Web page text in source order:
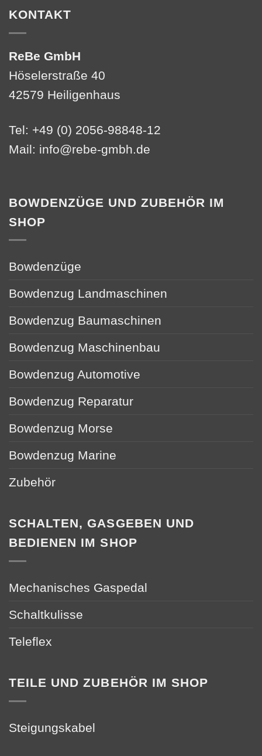
KONTAKT
ReBe GmbH
Höselerstraße 40
42579 Heiligenhaus
Tel: +49 (0) 2056-98848-12
Mail: info@rebe-gmbh.de
BOWDENZÜGE UND ZUBEHÖR IM
SHOP
Bowdenzüge
Bowdenzug Landmaschinen
Bowdenzug Baumaschinen
Bowdenzug Maschinenbau
Bowdenzug Automotive
Bowdenzug Reparatur
Bowdenzug Morse
Bowdenzug Marine
Zubehör
SCHALTEN, GASGEBEN UND
BEDIENEN IM SHOP
Mechanisches Gaspedal
Schaltkulisse
Teleflex
TEILE UND ZUBEHÖR IM SHOP
Steigungskabel